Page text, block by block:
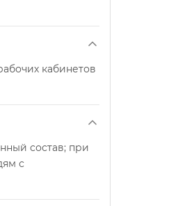
кабинетов
состав; при
с